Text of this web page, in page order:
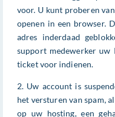
voor. U kunt proberen
openen in een browser.
adres inderdaad
support medewerker uw
ticket voor indienen.
2. Uw account is
het versturen van spam,
op uw hosting, een